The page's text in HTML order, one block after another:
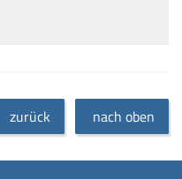
zurück nach oben